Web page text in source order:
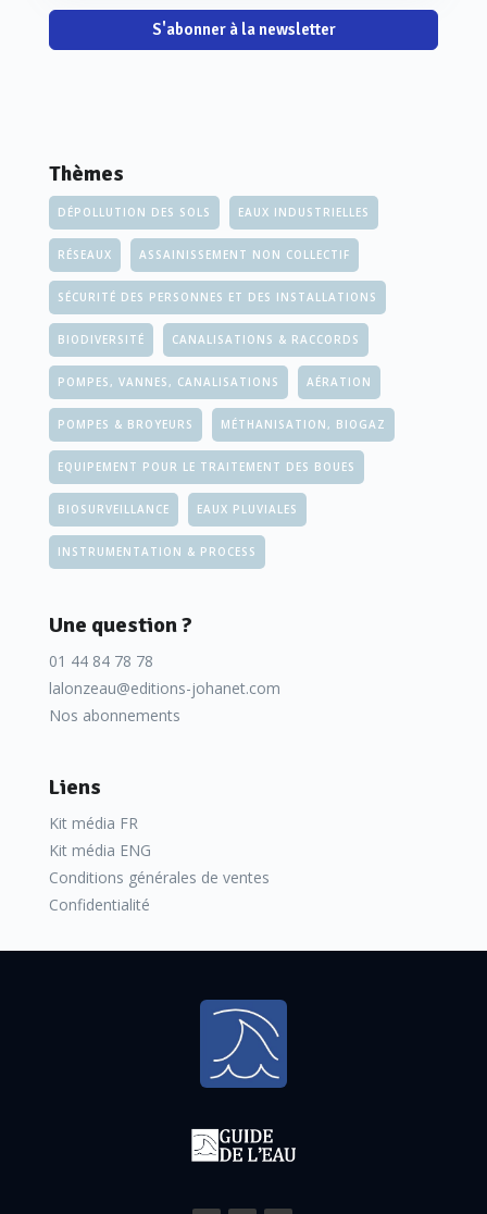
S'abonner à la newsletter
Thèmes
DÉPOLLUTION DES SOLS EAUX INDUSTRIELLES
RÉSEAUX ASSAINISSEMENT NON COLLECTIF
SÉCURITÉ DES PERSONNES ET DES INSTALLATIONS
BIODIVERSITÉ CANALISATIONS & RACCORDS
POMPES, VANNES, CANALISATIONS AÉRATION
POMPES & BROYEURS MÉTHANISATION, BIOGAZ
EQUIPEMENT POUR LE TRAITEMENT DES BOUES
BIOSURVEILLANCE EAUX PLUVIALES
INSTRUMENTATION & PROCESS
Une question ?
01 44 84 78 78
lalonzeau@editions-johanet.com
Nos abonnements
Liens
Kit média FR
Kit média ENG
Conditions générales de ventes
Confidentialité